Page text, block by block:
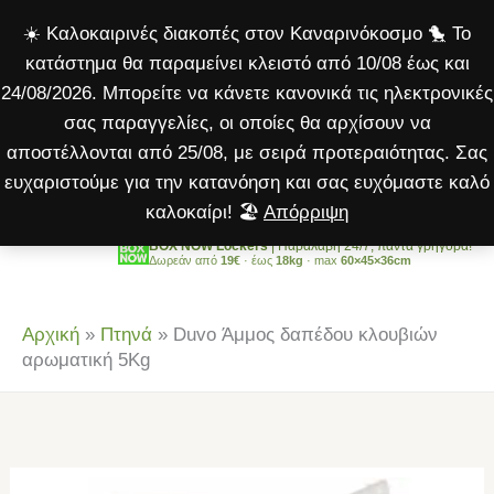
☀️ Καλοκαιρινές διακοπές στον Καναρινόκοσμο 🐤 Το
κατάστημα θα παραμείνει κλειστό από 10/08 έως και
24/08/2026. Μπορείτε να κάνετε κανονικά τις ηλεκτρονικές
σας παραγγελίες, οι οποίες θα αρχίσουν να
αποστέλλονται από 25/08, με σειρά προτεραιότητας. Σας
ευχαριστούμε για την κατανόηση και σας ευχόμαστε καλό
καλοκαίρι! 🏖️ Απόρριψη
στο
περιεχόμενο
BOX NOW Lockers| Παραλαβή 24/7, πάντα γρήγορα!
Δωρεάν από 19€ · έως 18kg · max 60×45×36cm
Αρχική » Πτηνά » Duvo Άμμος δαπέδου κλουβιών
αρωματική 5Kg
κλουβιών
αρωματική
5Kg
ποσότητα